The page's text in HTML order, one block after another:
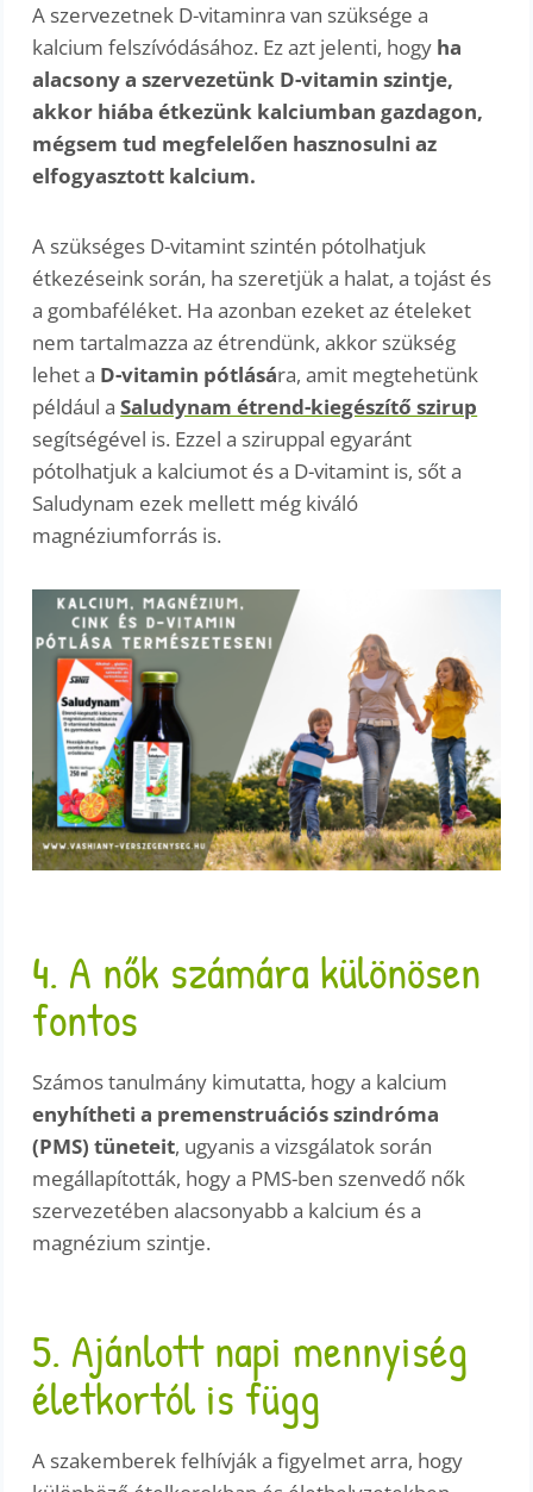
A szervezetnek D-vitaminra van szüksége a
kalcium felszívódásához. Ez azt jelenti, hogy ha
alacsony a szervezetünk D-vitamin szintje,
akkor hiába étkezünk kalciumban gazdagon,
mégsem tud megfelelően hasznosulni az
elfogyasztott kalcium.
A szükséges D-vitamint szintén pótolhatjuk
étkezéseink során, ha szeretjük a halat, a tojást és
a gombaféléket. Ha azonban ezeket az ételeket
nem tartalmazza az étrendünk, akkor szükség
lehet a D-vitamin pótlására, amit megtehetünk
például aSaludynam étrend-kiegészítő szirup
segítségével is. Ezzel a sziruppal egyaránt
pótolhatjuk a kalciumot és a D-vitamint is, sőt a
Saludynam ezek mellett még kiváló
magnéziumforrás is.
4. A nők számára különösen
fontos
Számos tanulmány kimutatta, hogy a kalcium
enyhítheti a premenstruációs szindróma
(PMS) tüneteit, ugyanis a vizsgálatok során
megállapították, hogy a PMS-ben szenvedő nők
szervezetében alacsonyabb a kalcium és a
magnézium szintje.
5. Ajánlott napi mennyiség
életkortól is függ
A szakemberek felhívják a figyelmet arra, hogy